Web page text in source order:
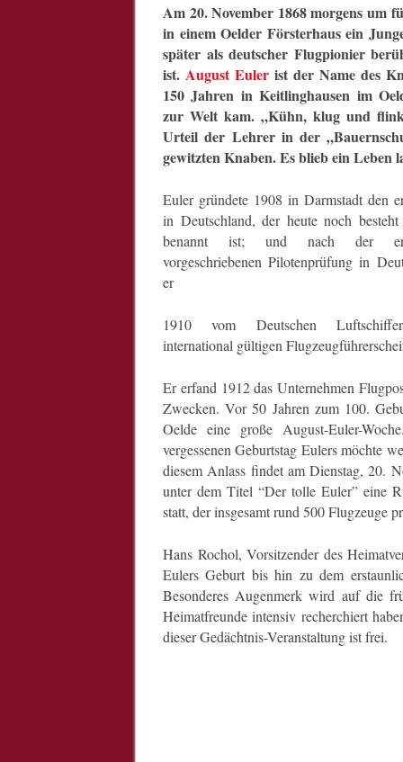
Am 20. November 1868 morgens um
in einem Oelder Försterhaus ein
später als deutscher Flugpionier
ist. August Eulerist der Name des
150 Jahren in Keitlinghausen im
zur Welt kam. „Kühn, klug und
Urteil der Lehrer in der
gewitzten Knaben. Es blieb ein Leben
Euler gründete 1908 in Darmstadt den
in Deutschland, der heute noch
benannt ist; und nach der
vorgeschriebenen Pilotenprüfung in
er
1910 vom Deutschen
international gültigen
Er erfand 1912 das Unternehmen
Zwecken. Vor 50 Jahren zum 100.
Oelde eine große August-Euler-
vergessenen Geburtstag Eulers möchte
diesem Anlass findet am Dienstag, 20.
unter dem Titel “Der tolle Euler” eine
statt, der insgesamt rund 500 Flugzeuge
Hans Rochol, Vorsitzender des
Eulers Geburt bis hin zu dem
Besonderes Augenmerk wird auf die
Heimatfreunde intensiv recherchiert
dieser Gedächtnis-Veranstaltung ist frei.